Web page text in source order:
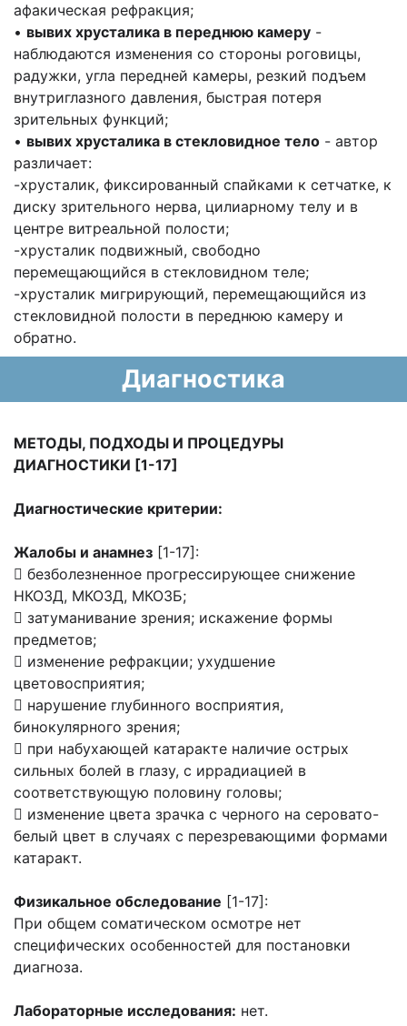
афакическая рефракция;
• вывих хрусталика в переднюю камеру -
наблюдаются изменения со стороны роговицы,
радужки, угла передней камеры, резкий подъем
внутриглазного давления, быстрая потеря
зрительных функций;
• вывих хрусталика в стекловидное тело - автор
различает:
-хрусталик, фиксированный спайками к сетчатке, к
диску зрительного нерва, цилиарному телу и в
центре витреальной полости;
-хрусталик подвижный, свободно
перемещающийся в стекловидном теле;
-хрусталик мигрирующий, перемещающийся из
стекловидной полости в переднюю камеру и
обратно.
Диагностика
МЕТОДЫ, ПОДХОДЫ И ПРОЦЕДУРЫ
ДИАГНОСТИКИ [1-17]
Диагностические критерии:
Жалобы и анамнез [1-17]:
 безболезненное прогрессирующее снижение
НКОЗД, МКОЗД, МКОЗБ;
 затуманивание зрения; искажение формы
предметов;
 изменение рефракции; ухудшение
цветовосприятия;
 нарушение глубинного восприятия,
бинокулярного зрения;
 при набухающей катаракте наличие острых
сильных болей в глазу, с иррадиацией в
соответствующую половину головы;
 изменение цвета зрачка с черного на серовато-
белый цвет в случаях с перезревающими формами
катаракт.
Физикальное обследование [1-17]:
При общем соматическом осмотре нет
специфических особенностей для постановки
диагноза.
Лабораторные исследования: нет.